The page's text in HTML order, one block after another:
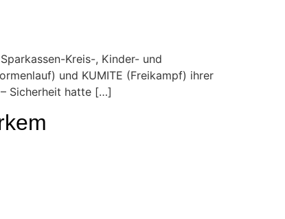
Kreis-, Kinder- und
und KUMITE (Freikampf) ihrer
Sicherheit hatte […]